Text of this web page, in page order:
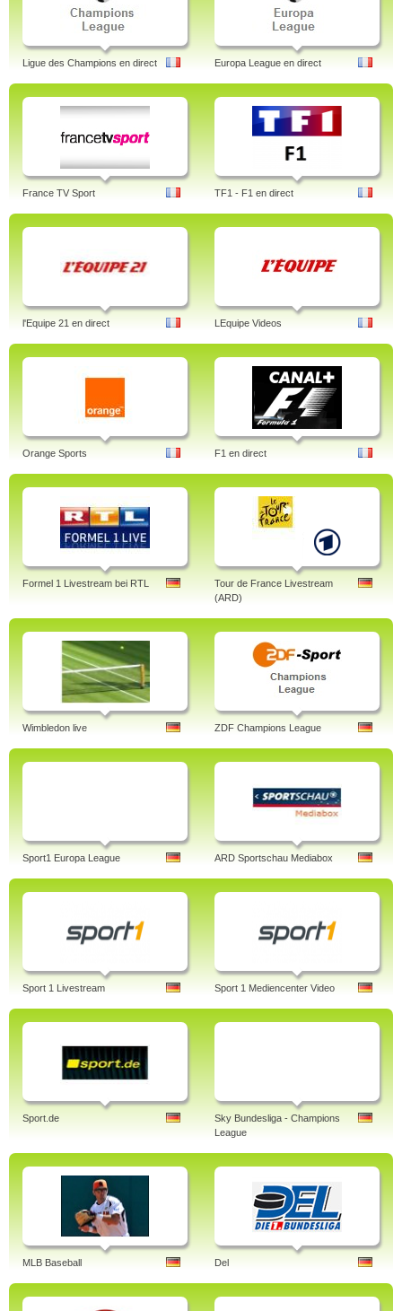
Ligue des Champions en direct Europa League en direct
France TV Sport TF1 - F1 en direct
l'Equipe 21 en direct LEquipe Videos
Orange Sports F1 en direct
Formel 1 Livestream bei RTL
Tour de France Livestream
(ARD)
Wimbledon live ZDF Champions League
Sport1 Europa League ARD Sportschau Mediabox
Sport 1 Livestream Sport 1 Mediencenter Video
Sport.de
Sky Bundesliga - Champions
League
MLB Baseball Del